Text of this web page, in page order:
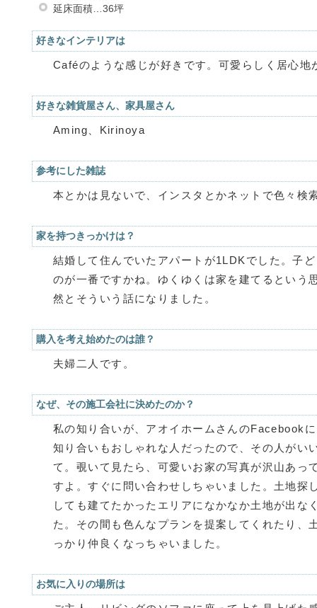
延床面積…36坪
好きなインテリアは
Caféのような感じが好きです。可愛らしく居心地
好きな雑貨屋さん、家具屋さん
Aming、Kirinoya
参考にした雑誌
本とかは見ないで、インスタとかネットで色々検
家を持つきっかけは？
結婚して住んでいたアパートが1LDKでした。子
のが一番ですかね。ゆくゆくは家を建てるという
然とそういう話になりました。
購入を考え始めたのは誰？
夫婦二人です。
なぜ、その施工会社に決めたのか？
私の知り合いが、アオイホームさんのFacebook
知り合いもおしゃれな人だったので、その人がい
て。覗いて見たら、可愛いお家の写真が沢山あっ
すよ。すぐに問い合わせしちゃいました。土地探
しても建てたかったエリアになかなか土地が出な
た。その間も色んなプランを提案してくれたり、
っかり仲良くなっちゃいました。
お気に入りの場所は